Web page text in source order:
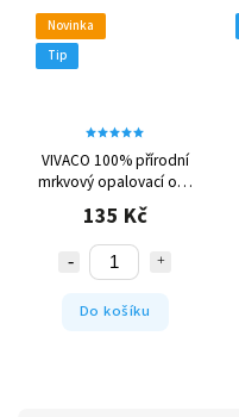
Novinka
Tip
VIVACO 100% přírodní
mrkvový opalovací olej
bez UV filtrů 150 ml
135 Kč
Do košíku